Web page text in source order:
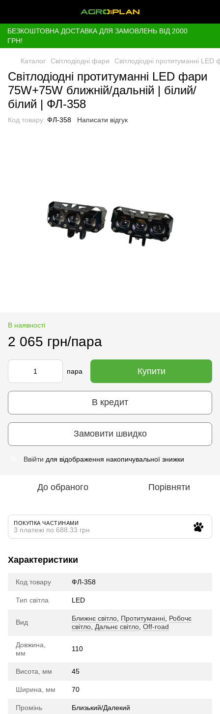
БЕЗКОШТОВНА ДОСТАВКА ДЛЯ ЗАМОВЛЕНЬ ВІД 2000
ГРН!
Каталог Світлодіодні фари Світлодіодні протитуманні
Світлодіодні протитуманні LED фари
75W+75W ближній/дальній | білий/
білий | ФЛ-358
Код товару: ФЛ-358 Написати відгук
В наявності
2 065 грн/пара
пара Купити
В кредит
Замовити швидко
Ввійти для відображення накопичувальної знижки
До обраного Порівняти
ПОКУПКА ЧАСТИНАМИ
3 платежі по 688.33 грн
Характеристики
Код товару ФЛ-358
Тип світла LED
Вид Ближнє світло Протитуманні Робочє
світло Дальнє світло Off-road
Довжина,
мм
110
Висота, мм 45
Ширина, мм 70
Промінь Близький/Далекий